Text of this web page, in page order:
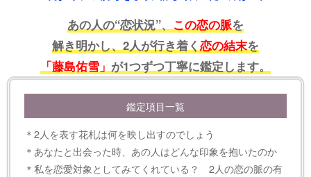
あの人の“恋状況”、 この恋の脈を
解き明かし、2人が行き着く 恋の結末を
「藤島佑雪」 が1つずつ丁寧に鑑定します。
鑑定項目一覧
＊2人を表す花札は何を映し出すのでしょう
＊あなたと出会った時、あの人はどんな印象を抱いたのか
＊私を恋愛対象としてみてくれている？ 2人の恋の脈の有